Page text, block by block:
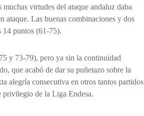
virtudes del ataque andaluz daba
ataque. Las buenas combinaciones y dos
14 puntos (61-75).
y 73-79), pero ya sin la continuidad
que acabó de dar su puñetazo sobre la
alegría consecutiva en otros tantos partidos
privilegio de la Liga Endesa.